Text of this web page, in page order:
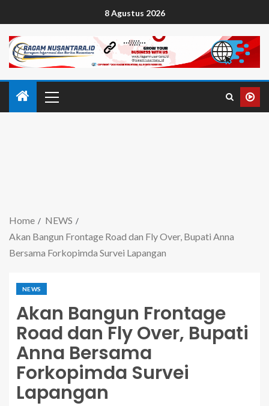
8 Agustus 2026
Home
NEWS
Akan Bangun Frontage Road dan Fly Over, Bupati Anna
Bersama Forkopimda Survei Lapangan
NEWS
Akan Bangun Frontage
Road dan Fly Over, Bupati
Anna Bersama
Forkopimda Survei
Lapangan